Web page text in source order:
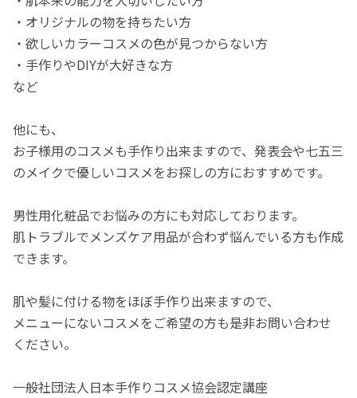
・オリジナルの物を持ちたい方
・欲しいカラーコスメの色が見つからない方
・手作りやDIYが大好きな方
など
他にも、
お子様用のコスメも手作り出来ますので、発表会や七五三
のメイクで優しいコスメをお探しの方におすすめです。
男性用化粧品でお悩みの方にも対応しております。
肌トラブルでメンズケア用品が合わず悩んでいる方も作成
できます。
肌や髪に付ける物をほぼ手作り出来ますので、
メニューにないコスメをご希望の方も是非お問い合わせ
ください。
一般社団法人日本手作りコスメ協会認定講座